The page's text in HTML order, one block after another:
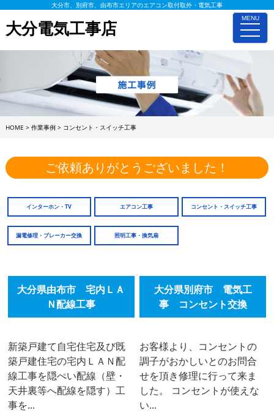
MENU
toggle
大分市、別府市、由布市エリアのエアコン取付取外・電気工事
大分電気工事店
HOME > 作業事例> コンセント・スイッチ工事
ご依頼ありがとうございました！
インターホン・TV エアコン工事 コンセント・スイッチ工事
漏電修理・ブレーカー交換 照明工事・換気扇
大分県由布市 宅内ＬＡ
Ｎ配線工事
新築戸建て自宅住宅及び既
築戸建住宅の宅内ＬＡＮ配
線工事を隠ぺい配線（壁・
天井裏等へ配線を隠す）工
事を...
大分県別府市 電気工
事 コンセント交換
お客様より、コンセントの
調子がおかしいとのお問合
せを頂き修理に行って来ま
した。 コンセントが使えな
い...